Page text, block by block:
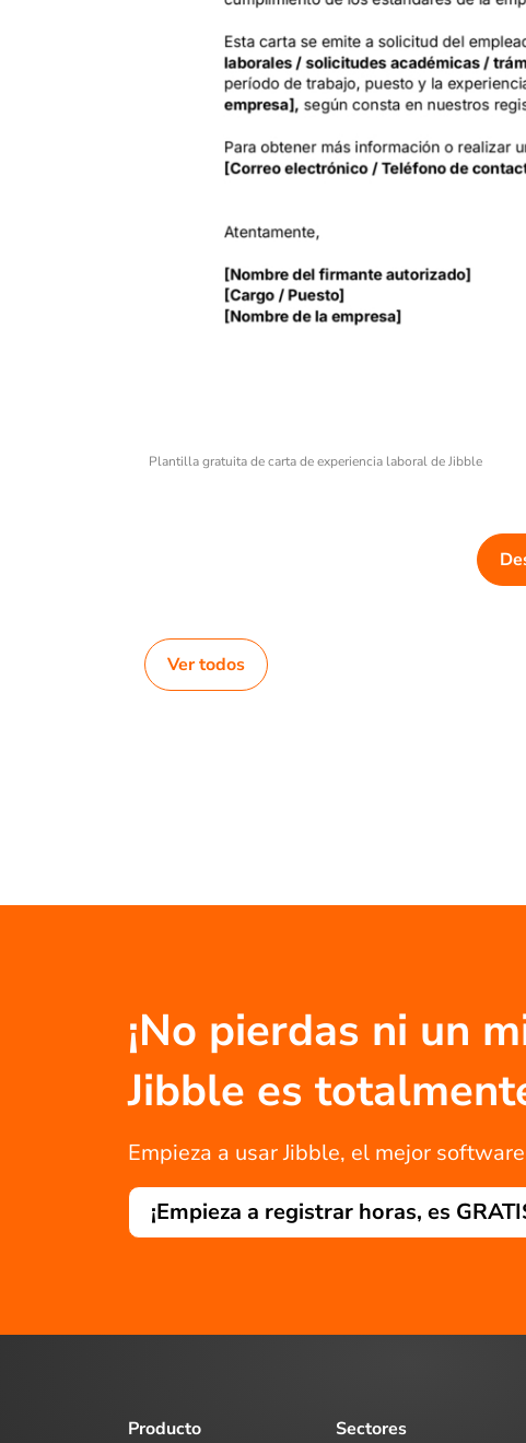
Plantilla gratuita de carta de experiencia laboral de Jibble
Ver todos
¡No pierdas ni un
Jibble es
Empieza a usar Jibble, el mejor
¡Empieza a registrar horas, es
Producto Sectores